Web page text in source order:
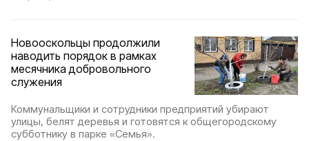
Новооскольцы продолжили
наводить порядок в рамках
месячника добровольного
служения
Коммунальщики и сотрудники предприятий убирают
улицы, белят деревья и готовятся к общегородскому
субботнику в парке «Семья».